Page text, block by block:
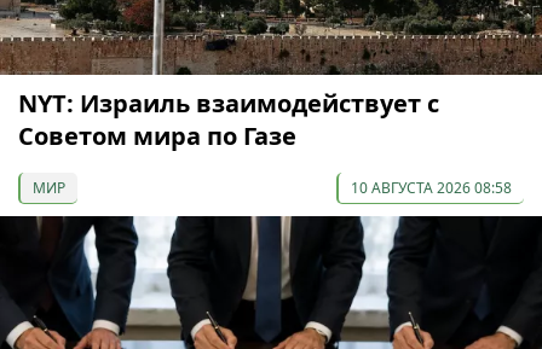
NYT: Израиль взаимодействует с
Советом мира по Газе
МИР 10 АВГУСТА 2026 08:58